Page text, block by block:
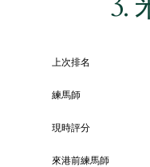
上次排名
練馬師
現時評分
來港前練馬師